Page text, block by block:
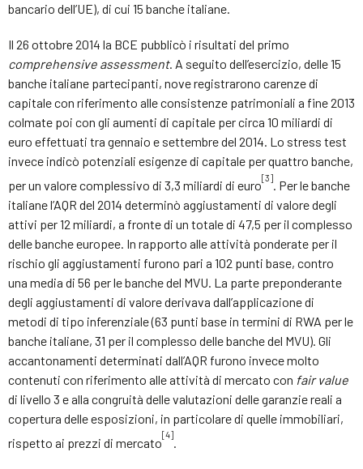
bancario dell’UE), di cui 15 banche italiane.
Il 26 ottobre 2014 la BCE pubblicò i risultati del primo
comprehensive assessment. A seguito dell’esercizio, delle 15
banche italiane partecipanti, nove registrarono carenze di
capitale con riferimento alle consistenze patrimoniali a fine 2013
colmate poi con gli aumenti di capitale per circa 10 miliardi di
euro effettuati tra gennaio e settembre del 2014. Lo stress test
invece indicò potenziali esigenze di capitale per quattro banche,
per un valore complessivo di 3,3 miliardi di euro
[3]
. Per le banche
italiane l’AQR del 2014 determinò aggiustamenti di valore degli
attivi per 12 miliardi, a fronte di un totale di 47,5 per il complesso
delle banche europee. In rapporto alle attività ponderate per il
rischio gli aggiustamenti furono pari a 102 punti base, contro
una media di 56 per le banche del MVU. La parte preponderante
degli aggiustamenti di valore derivava dall’applicazione di
metodi di tipo inferenziale (63 punti base in termini di RWA per le
banche italiane, 31 per il complesso delle banche del MVU). Gli
accantonamenti determinati dall’AQR furono invece molto
contenuti con riferimento alle attività di mercato con fair value
di livello 3 e alla congruità delle valutazioni delle garanzie reali a
copertura delle esposizioni, in particolare di quelle immobiliari,
rispetto ai prezzi di mercato
[4]